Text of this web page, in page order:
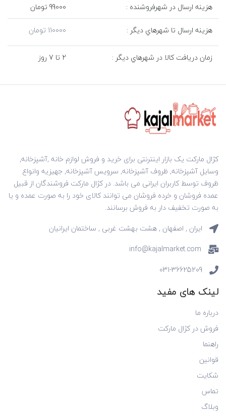
هزينه ارسال در شهرفروشنده :
99000 تومان
هزينه ارسال تا شهرهاي ديگر :
110000 تومان
زمان دريافت کالا در شهرهاي ديگر : 2 تا 7 روز
کژال مارکت یک بازار اینترنتی برای خرید و فروش لوازم خانه ,آشپزخانه,
وسایل آشپزخانه, ظروف آشپزخانه, سرویس آشپزخانه, جهیزیه وانواع
ظروف توسط کاربران ایرانی می باشد. در کژال مارکت فروشندگان از قبیل
عمده فروشان و خرده فروشان می توانند کالای خود را به صورت عمده و یا
به صورت تخفیف دار به فروش برسانند.
ایران , اصفهان , هشت بهشت غربی , ساختمان ایرانیان
info@kajalmarket.com
031-36625209
لینک های مفید
درباره ما
فروش در کژال مارکت
راهنما
قوانین
شکایت
تماس
وبلاگ